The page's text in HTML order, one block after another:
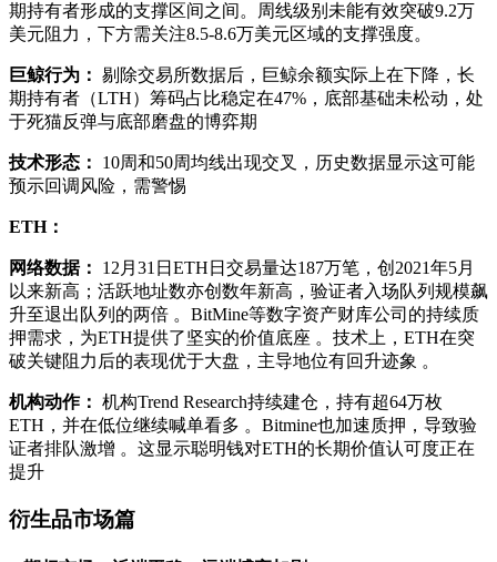
期持有者形成的支撑区间之间。周线级别未能有效突破9.2万
美元阻力，下方需关注8.5-8.6万美元区域的支撑强度。
巨鲸行为： 剔除交易所数据后，巨鲸余额实际上在下降， 长
期持有者（LTH）筹码占比稳定在47%，底部基础未松动，处
于死猫反弹与底部磨盘的博弈期
技术形态：
10周和50周均线出现交叉，历史数据显示这可能
预示回调风险，需警惕
ETH：
网络数据：
12月31日ETH日交易量达187万笔，创2021年5月
以来新高；活跃地址数亦创数年新高 ，验证者入场队列规模飙
升至退出队列的两倍 。BitMine等数字资产财库公司的持续质
押需求，为ETH提供了坚实的价值底座 。技术上，ETH在突
破关键阻力后的表现优于大盘，主导地位有回升迹象 。
机构动作： 机构Trend Research持续建仓，持有超64万枚
ETH，并在低位继续喊单看多 。Bitmine也加速质押，导致验
证者排队激增 。这显示聪明钱对ETH的长期价值认可度正在
提升
衍生品市场篇